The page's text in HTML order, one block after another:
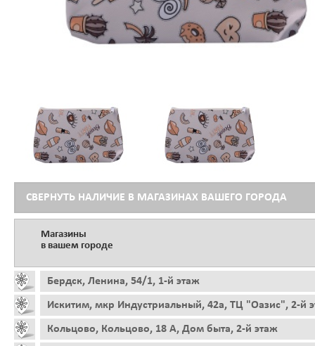
СВЕРНУТЬ НАЛИЧИЕ В МАГАЗИНАХ ВАШЕГО ГОРОДА
Магазины
в вашем городе
Бердск, Ленина, 54/1, 1-й этаж
Искитим, мкр Индустриальный, 42а, ТЦ "Оазис", 2-й
Кольцово, Кольцово, 18 А, Дом быта, 2-й этаж